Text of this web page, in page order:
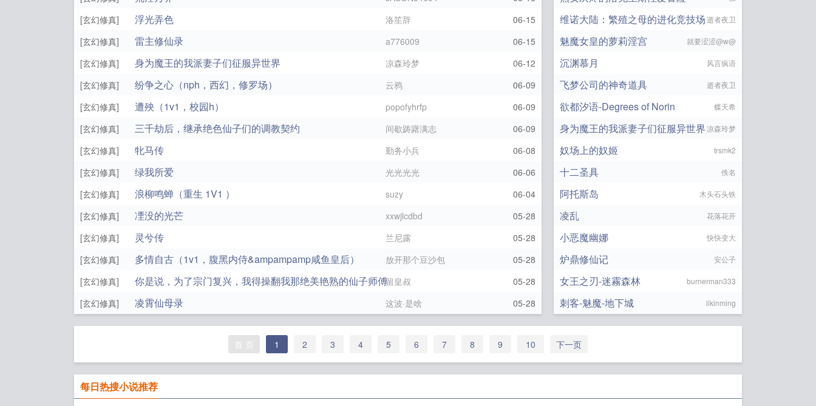
[玄幻修真]
浮光弄色 洛笙辞
06-15
[玄幻修真]
雷主修仙录 a776009
06-15
[玄幻修真]
身为魔王的我派妻子们征服异世界 凉森玲梦
06-12
[玄幻修真]
纷争之心（nph，西幻，修罗场） 云鸦
06-09
[玄幻修真]
遭殃（1v1，校园h） popofyhrfp
06-09
[玄幻修真]
三千劫后，继承绝色仙子们的调教契约 间歇踌躇满志
06-09
[玄幻修真]
牝马传 勤务小兵
06-08
[玄幻修真]
绿我所爱 光光光光
06-06
[玄幻修真]
浪柳鸣蝉（重生 1V1 ） suzy
06-04
[玄幻修真]
凐没的光芒 xxwjlcdbd
05-28
[玄幻修真]
灵兮传 兰尼露
05-28
[玄幻修真]
多情自古（1v1，腹黑内侍&ampampamp咸鱼皇后） 放开那个豆沙包
05-28
[玄幻修真]
你是说，为了宗门复兴，我得操翻我那绝美艳熟的仙子师傅留皇叔
05-28
[玄幻修真]
凌霄仙母录 这波·是啥 05-28
维诺大陆：繁殖之母的进化竞技场逝者夜卫
魅魔女皇的萝莉淫宫 就要涩涩@w@
沉渊慕月 风言疯语
飞梦公司的神奇道具 逝者夜卫
欲都汐语-Degrees of Norin 蝶天希
身为魔王的我派妻子们征服异世界凉森玲梦
奴场上的奴姬 trsmk2
十二圣具 佚名
阿托斯岛 木头石头铁
凌乱 花落花开
小恶魔幽娜 快快变大
炉鼎修仙记 安公子
女王之刃-迷霧森林 burnerman333
刺客-魅魔-地下城 likinming
首 页 1 2 3 4 5 6 7 8 9 10 下一页
每日热搜小说推荐